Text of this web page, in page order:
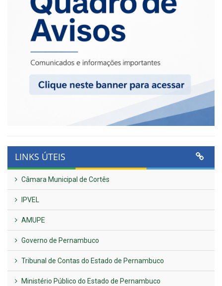
LINKS ÚTEIS
Câmara Municipal de Cortês
IPVEL
AMUPE
Governo de Pernambuco
Tribunal de Contas do Estado de Pernambuco
Ministério Público do Estado de Pernambuco